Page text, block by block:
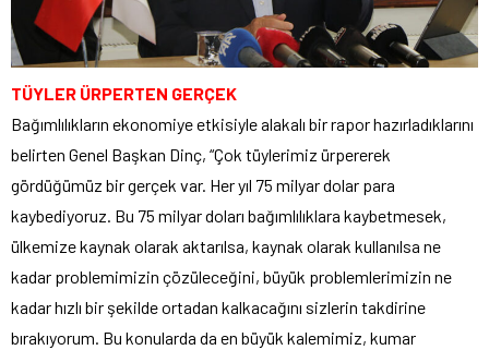
TÜYLER ÜRPERTEN GERÇEK
Bağımlılıkların ekonomiye etkisiyle alakalı bir rapor hazırladıklarını
belirten Genel Başkan Dinç, “Çok tüylerimiz ürpererek
gördüğümüz bir gerçek var. Her yıl 75 milyar dolar para
kaybediyoruz. Bu 75 milyar doları bağımlılıklara kaybetmesek,
ülkemize kaynak olarak aktarılsa, kaynak olarak kullanılsa ne
kadar problemimizin çözüleceğini, büyük problemlerimizin ne
kadar hızlı bir şekilde ortadan kalkacağını sizlerin takdirine
bırakıyorum. Bu konularda da en büyük kalemimiz, kumar